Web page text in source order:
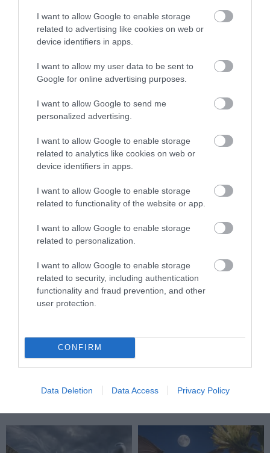
I want to allow Google to enable storage
related to advertising like cookies on web or
device identifiers in apps.
I want to allow my user data to be sent to
Google for online advertising purposes.
I want to allow Google to send me
personalized advertising.
I want to allow Google to enable storage
related to analytics like cookies on web or
device identifiers in apps.
I want to allow Google to enable storage
related to functionality of the website or app.
I want to allow Google to enable storage
related to personalization.
I want to allow Google to enable storage
related to security, including authentication
functionality and fraud prevention, and other
user protection.
CONFIRM
Data Deletion Data Access Privacy Policy
A TUDÓSOK 262 ÚJ FAJT
MEGINT FINOMAN JELEZTE:
KORAI MÉG MINDENTUDÓNAK
HINNI MAGUNKAT
MACSKA LELETE – AZTÁN
VALAKI VÉGRE RÁNÉZETT
MOST MÁR GONDOLKODNI IS
PRÓBÁL: ÍGY SEGÍTHETI AZ AI
TERMÉSZETVÉDELEMBEN